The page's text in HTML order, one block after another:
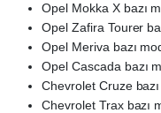
Opel Mokka X bazı
Opel Zafira Tourer
Opel Meriva bazı
Opel Cascada bazı
Chevrolet Cruze
Chevrolet Trax bazı